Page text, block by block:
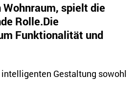
spielt die
Rolle.Die
Funktionalität und
Gestaltung sowohl